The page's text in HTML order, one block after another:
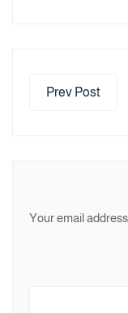
Prev Post
Your email